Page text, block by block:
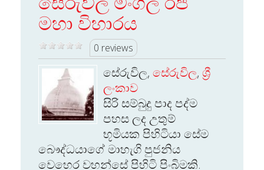
මහා විහාරය
0 reviews
සේරුවිල, සේරුවිල, ශ්‍රී
ලංකාව
සිරි සම්බුදු පාද පද්ම
පහස ලද උතුම්
භූමියක පිහිටියා සේම
බෞද්ධයාගේ මාහැගි පුජනිය
වෙහෙර වහන්සේ පිහිටි පිංබිමකි.